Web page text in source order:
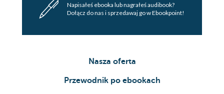
Napisałeś ebooka lub nagrałeś audibook?
Dołącz do nas i sprzedawaj go w Ebookpoint!
Nasza oferta
Przewodnik po ebookach